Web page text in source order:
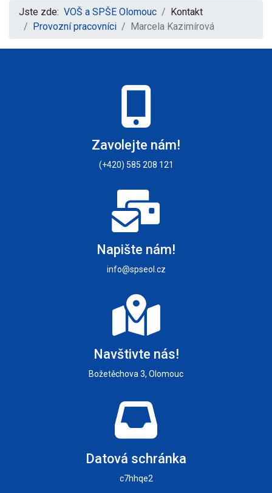
Jste zde: VOŠ a SPŠE Olomouc
Kontakt
Provozní pracovníci
Marcela Kazimírová
Zavolejte nám!
(+420) 585 208 121
Napište nám!
info@spseol.cz
Navštivte nás!
Božetěchova 3, Olomouc
Datová schránka
c7hhqe2